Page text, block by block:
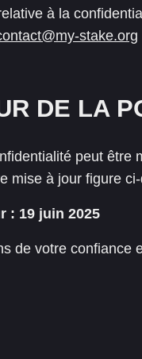
à la
stake.org
DE LA
peut être
mise à jour figure
: 19 juin 2025
de votre confiance